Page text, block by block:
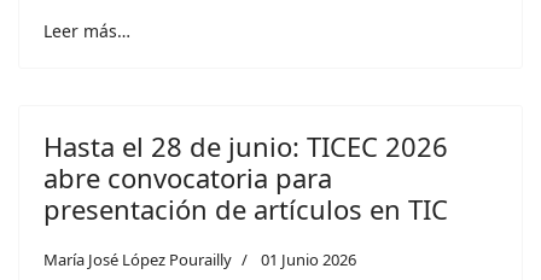
Leer más…
Hasta el 28 de junio: TICEC 2026
abre convocatoria para
presentación de artículos en TIC
María José López Pourailly 01 Junio 2026